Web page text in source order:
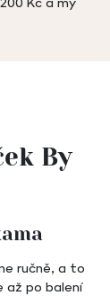
Kč a my
By
ručně, a to
až po balení